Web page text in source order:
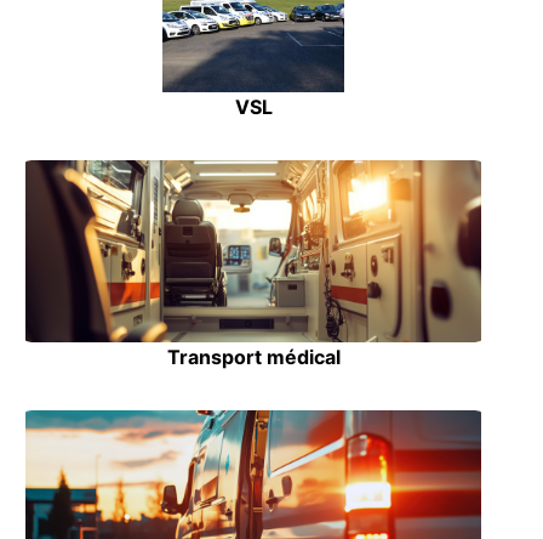
VSL
Transport médical